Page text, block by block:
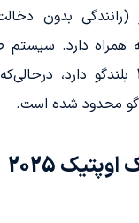
(رانندگی بدون
همراه دارد. سیستم
این خودرو هم 19 بلندگو دارد،
محدود شده است.
2025